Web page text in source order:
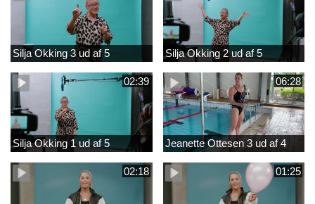
Silja Okking 3 ud af 5 Silja Okking 2 ud af 5
02:39
Silja Okking 1 ud af 5
06:28
Jeanette Ottesen 3 ud af 4
02:18 01:25